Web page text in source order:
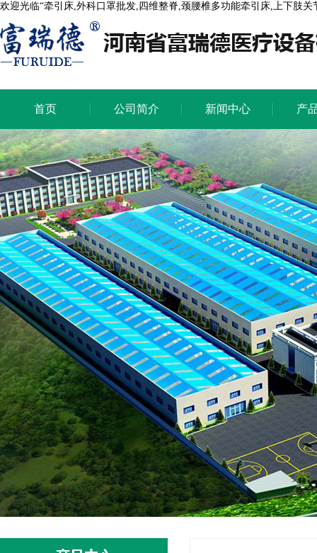
欢迎光临“牵引床,外科口罩批发,四维整脊,颈腰椎多功能牵引床,上下肢
首页
首页
公司简介
公司简介
新闻中心
新闻中心
产
产